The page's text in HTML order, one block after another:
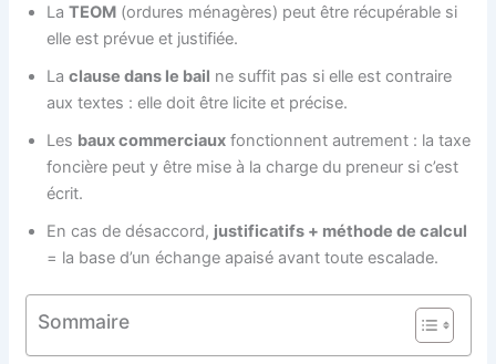
LaTEOM (ordures ménagères) peut être récupérable si
elle est prévue et justifiée.
Laclause dans le bail ne suffit pas si elle est contraire
aux textes : elle doit être licite et précise.
Les baux commerciaux fonctionnent autrement : la taxe
foncière peut y être mise à la charge du preneur si c’est
écrit.
En cas de désaccord, justificatifs + méthode de calcul
= la base d’un échange apaisé avant toute escalade.
Sommaire